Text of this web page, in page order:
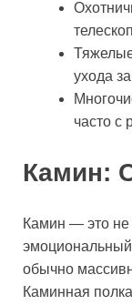
ухода
часто с
Камин:
Камин — это не
обычно
Каминная